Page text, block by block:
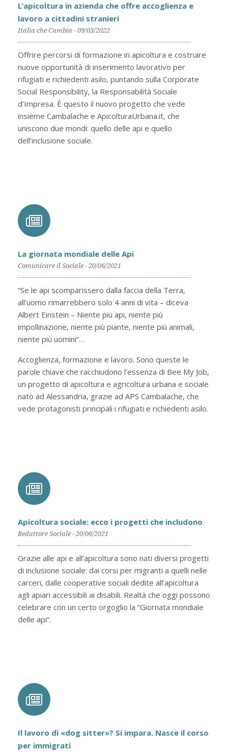
L’apicoltura in azienda che offre accoglienza e
lavoro a cittadini stranieri
Italia che Cambia - 09/03/2022
Offrire percorsi di formazione in apicoltura e costruire
nuove opportunità di inserimento lavorativo per
rifugiati e richiedenti asilo, puntando sulla Corporate
Social Responsibility, la Responsabilità Sociale
d’Impresa. È questo il nuovo progetto che vede
insieme Cambalache e ApicolturaUrbana.it, che
uniscono due mondi: quello delle api e quello
dell’inclusione sociale.
La giornata mondiale delle Api
Comunicare il Sociale - 20/06/2021
“Se le api scomparissero dalla faccia della Terra,
all’uomo rimarrebbero solo 4 anni di vita – diceva
Albert Einstein – Niente più api, niente più
impollinazione, niente più piante, niente più animali,
niente più uomini“…
Accoglienza, formazione e lavoro. Sono queste le
parole chiave che racchiudono l’essenza di Bee My Job,
un progetto di apicoltura e agricoltura urbana e sociale
nato ad Alessandria, grazie ad APS Cambalache, che
vede protagonisti principali i rifugiati e richiedenti asilo.
Apicoltura sociale: ecco i progetti che includono
Redattore Sociale - 20/06/2021
Grazie alle api e all’apicoltura sono nati diversi progetti
di inclusione sociale: dai corsi per migranti a quelli nelle
carceri, dalle cooperative sociali dedite all’apicoltura
agli apiari accessibili ai disabili. Realtà che oggi possono
celebrare con un certo orgoglio la “Giornata mondiale
delle api”.
Il lavoro di «dog sitter»? Si impara. Nasce il corso
per immigrati